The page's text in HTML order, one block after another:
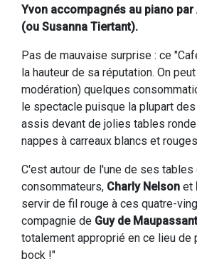
Yvon accompagnés au piano par
(ou Susanna Tiertant).
Pas de mauvaise surprise : ce
la hauteur de sa réputation. On
modération) quelques
le spectacle puisque la plupart
assis devant de jolies tables
nappes à carreaux blancs et
C'est autour de l'une de ses tables
consommateurs, Charly Nelson et
servir de fil rouge à ces quatre-
compagnie de Guy de Maupassant
totalement approprié en ce lieu de
bock !"